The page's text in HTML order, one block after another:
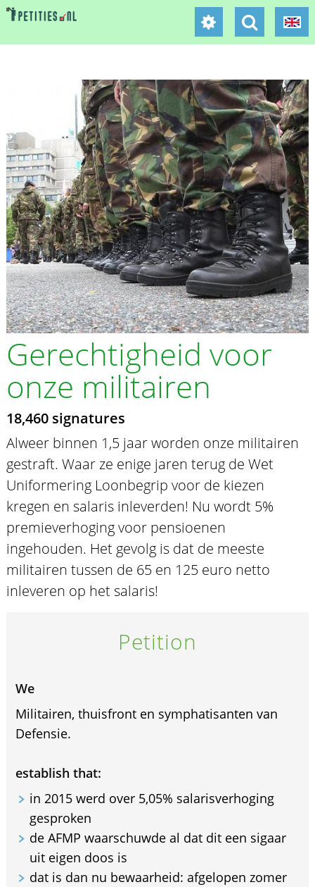
Gerechtigheid voor
onze militairen
18,460 signatures
Alweer binnen 1,5 jaar worden onze militairen
gestraft. Waar ze enige jaren terug de Wet
Uniformering Loonbegrip voor de kiezen
kregen en salaris inleverden! Nu wordt 5%
premieverhoging voor pensioenen
ingehouden. Het gevolg is dat de meeste
militairen tussen de 65 en 125 euro netto
inleveren op het salaris!
Petition
We
Militairen, thuisfront en symphatisanten van
Defensie.
establish that:
in 2015 werd over 5,05% salarisverhoging
gesproken
de AFMP waarschuwde al dat dit een sigaar
uit eigen doos is
dat is dan nu bewaarheid: afgelopen zomer